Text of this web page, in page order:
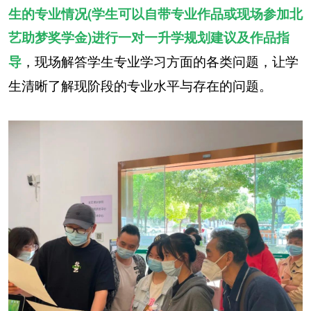
生的专业情况(学生可以自带专业作品或现场参加北
艺助梦奖学金)进行一对一升学规划建议及作品指
导，现场解答学生专业学习方面的各类问题，让学
生清晰了解现阶段的专业水平与存在的问题。